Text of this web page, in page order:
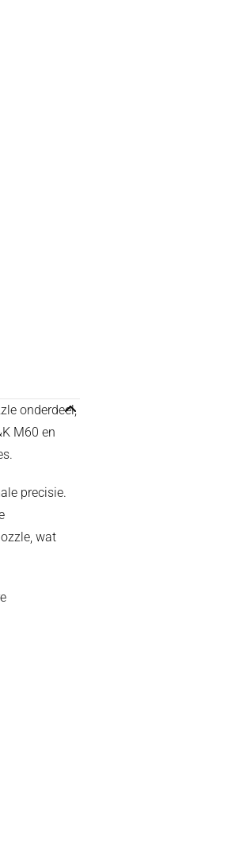
onderdeel,
M60 en
precisie.
wat